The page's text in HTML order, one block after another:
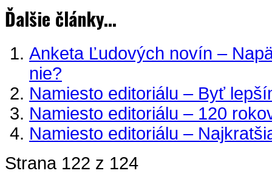
Ďalšie články...
Anketa Ľudových novín –
nie?
Namiesto editoriálu – Byť
Namiesto editoriálu – 120
Namiesto editoriálu –
Strana 122 z 124